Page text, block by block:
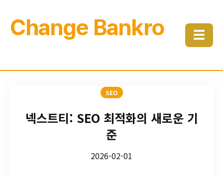
Change Bankro ☰
SEO
넥스트티: SEO 최적화의 새로운 기
준
2026-02-01